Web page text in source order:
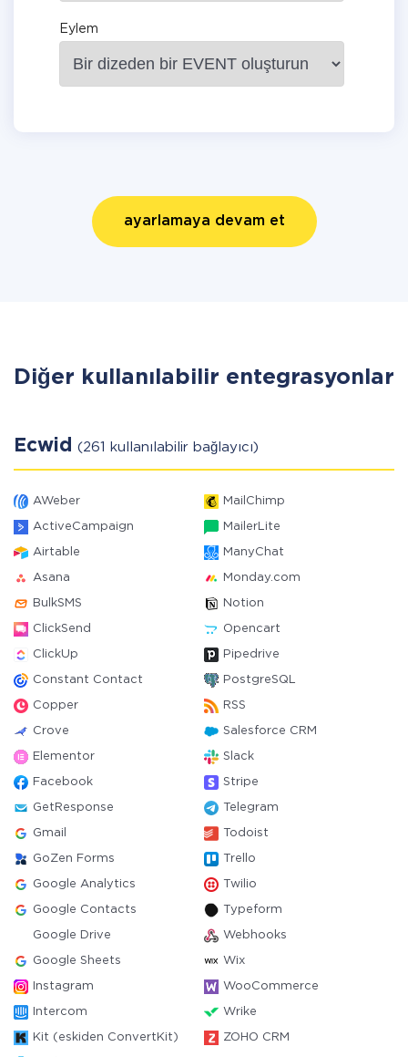
Eylem
ayarlamaya devam et
Diğer kullanılabilir entegrasyonlar
Ecwid (261 kullanılabilir bağlayıcı)
AWeber MailChimp
ActiveCampaign MailerLite
Airtable ManyChat
Asana Monday.com
BulkSMS Notion
ClickSend Opencart
ClickUp Pipedrive
Constant Contact PostgreSQL
Copper RSS
Crove Salesforce CRM
Elementor Slack
Facebook Stripe
GetResponse Telegram
Gmail Todoist
GoZen Forms Trello
Google Analytics Twilio
Google Contacts Typeform
Google Drive Webhooks
Google Sheets Wix
Instagram WooCommerce
Intercom Wrike
Kit (eskiden ConvertKit) ZOHO CRM